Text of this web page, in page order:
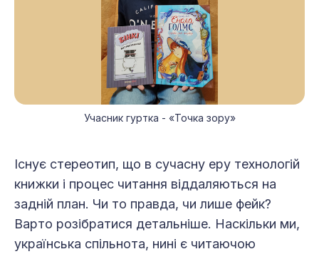
Учасник гуртка - «Точка зору»
Існує стереотип, що в сучасну еру технологій
книжки і процес читання віддаляються на
задній план. Чи то правда, чи лише фейк?
Варто розібратися детальніше. Наскільки ми,
українська спільнота, нині є читаючою